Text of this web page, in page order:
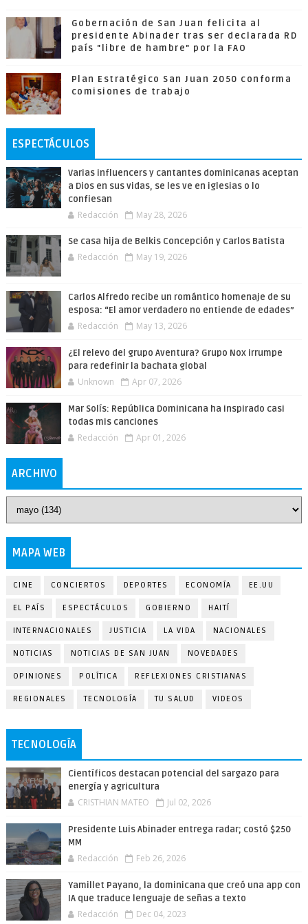
Gobernación de San Juan felicita al
presidente Abinader tras ser declarada RD
país "libre de hambre" por la FAO
Plan Estratégico San Juan 2050 conforma
comisiones de trabajo
ESPECTÁCULOS
Varias influencers y cantantes dominicanas aceptan
a Dios en sus vidas, se les ve en iglesias o lo
confiesan
Redacción May 28, 2026
Se casa hija de Belkis Concepción y Carlos Batista
Redacción May 19, 2026
Carlos Alfredo recibe un romántico homenaje de su
esposa: “El amor verdadero no entiende de edades”
Redacción May 13, 2026
¿El relevo del grupo Aventura? Grupo Nox irrumpe
para redefinir la bachata global
Unknown Apr 07, 2026
Mar Solís: República Dominicana ha inspirado casi
todas mis canciones
Redacción Apr 01, 2026
ARCHIVO
MAPA WEB
CINE CONCIERTOS DEPORTES ECONOMÍA EE.UU
EL PAÍS ESPECTÁCULOS GOBIERNO HAITÍ
INTERNACIONALES JUSTICIA LA VIDA NACIONALES
NOTICIAS NOTICIAS DE SAN JUAN NOVEDADES
OPINIONES POLÍTICA REFLEXIONES CRISTIANAS
REGIONALES TECNOLOGÍA TU SALUD VIDEOS
TECNOLOGÍA
Científicos destacan potencial del sargazo para
energía y agricultura
CRISTHIAN MATEO Jul 02, 2026
Presidente Luis Abinader entrega radar; costó $250
MM
Redacción Feb 26, 2026
Yamillet Payano, la dominicana que creó una app con
IA que traduce lenguaje de señas a texto
Redacción Dec 04, 2023